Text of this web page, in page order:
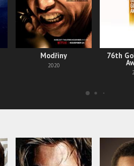
Modřiny
2020
76th